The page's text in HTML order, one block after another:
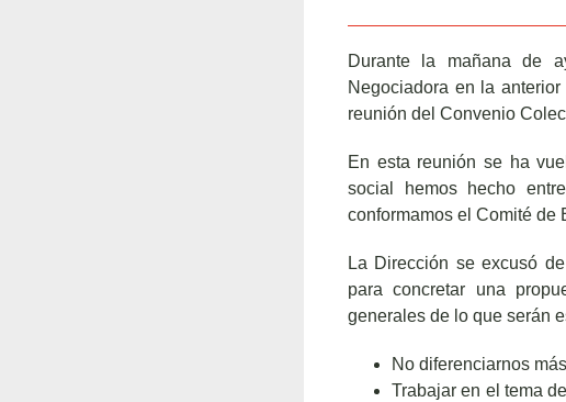
Durante la mañana de
Negociadora en la
reunión del Convenio
En esta reunión se ha
social hemos hecho
conformamos el Comité de
La Dirección se excusó
para concretar una
generales de lo que serán
No diferenciarnos
Trabajar en el tema